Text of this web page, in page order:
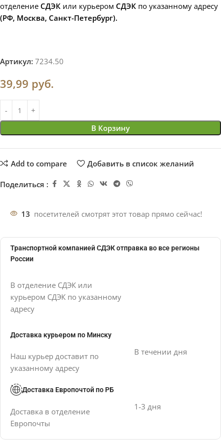
отделение СДЭК или курьером СДЭК по указанному адресу
(РФ, Москва, Санкт-Петербург).
Артикул: 7234.50
39,99 руб.
В Корзину
Add to compare Добавить в список желаний
Поделиться :
13 посетителей смотрят этот товар прямо сейчас!
Транспортной компанией СДЭК отправка во все регионы
России
В отделение СДЭК или
курьером СДЭК по указанному
адресу
Доставка курьером по Минску
Наш курьер доставит по
указанному адресу
В течении дня
Доставка Европочтой по РБ
Доставка в отделение
Европочты
1-3 дня